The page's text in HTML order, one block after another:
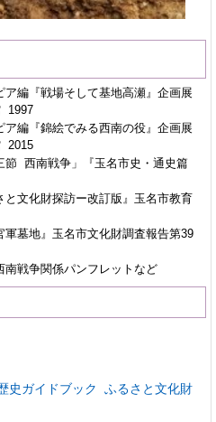
編『戦場そして基地高瀬』企画展
1997
編『錦絵でみる西南の役』企画展
2015
節 西南戦争」『玉名市史・通史篇
と文化財探訪ー改訂版』玉名市教育
軍墓地』玉名市文化財調査報告第39
南戦争関係パンフレットなど
史ガイドブック ふるさと文化財